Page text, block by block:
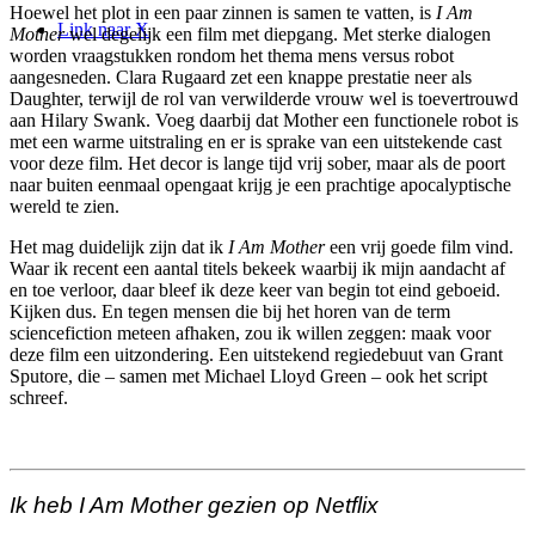
Link naar X
Hoewel het plot in een paar zinnen is samen te vatten, is I Am
Motherwel degelijk een film met diepgang. Met sterke dialogen
worden vraagstukken rondom het thema mens versus robot
aangesneden. Clara Rugaard zet een knappe prestatie neer als
Daughter, terwijl de rol van verwilderde vrouw wel is toevertrouwd
aan Hilary Swank. Voeg daarbij dat Mother een functionele robot is
met een warme uitstraling en er is sprake van een uitstekende cast
voor deze film. Het decor is lange tijd vrij sober, maar als de poort
naar buiten eenmaal opengaat krijg je een prachtige apocalyptische
wereld te zien.
Het mag duidelijk zijn dat ik I Am Mothereen vrij goede film vind.
Waar ik recent een aantal titels bekeek waarbij ik mijn aandacht af
en toe verloor, daar bleef ik deze keer van begin tot eind geboeid.
Kijken dus. En tegen mensen die bij het horen van de term
sciencefiction meteen afhaken, zou ik willen zeggen: maak voor
deze film een uitzondering. Een uitstekend regiedebuut van Grant
Sputore, die – samen met Michael Lloyd Green – ook het script
schreef.
Ik heb I Am Mother gezien op Netflix